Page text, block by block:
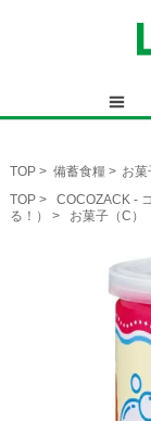
TOP > 備蓄食糧 > お菓
TOP >
COCOZACK -
る！）
> お菓子（C）